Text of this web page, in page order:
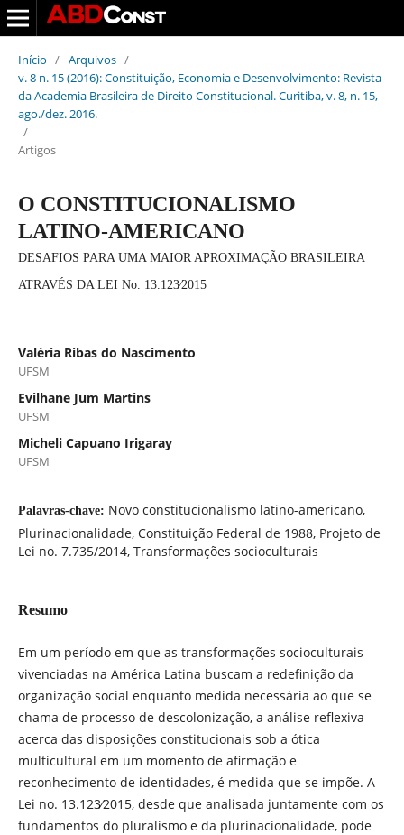
Início / Arquivos /
v. 8 n. 15 (2016): Constituição, Economia e Desenvolvimento: Revista
da Academia Brasileira de Direito Constitucional. Curitiba, v. 8, n. 15,
ago./dez. 2016.
/
Artigos
O CONSTITUCIONALISMO
LATINO-AMERICANO
DESAFIOS PARA UMA MAIOR APROXIMAÇÃO BRASILEIRA
ATRAVÉS DA LEI No. 13.123∕2015
Valéria Ribas do Nascimento
UFSM
Evilhane Jum Martins
UFSM
Micheli Capuano Irigaray
UFSM
Palavras-chave: Novo constitucionalismo latino-americano,
Plurinacionalidade, Constituição Federal de 1988, Projeto de
Lei no. 7.735/2014, Transformações socioculturais
Resumo
Em um período em que as transformações socioculturais
vivenciadas na América Latina buscam a redefinição da
organização social enquanto medida necessária ao que se
chama de processo de descolonização, a análise reflexiva
acerca das disposições constitucionais sob a ótica
multicultural em um momento de afirmação e
reconhecimento de identidades, é medida que se impõe. A
Lei no. 13.123∕2015, desde que analisada juntamente com os
fundamentos do pluralismo e da plurinacionalidade, pode